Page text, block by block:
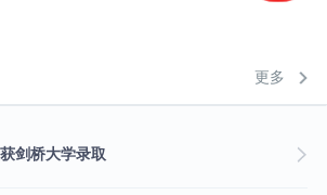
更多
剑桥大学录取